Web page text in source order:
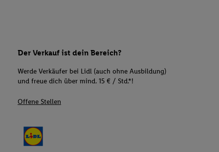
Der Verkauf ist dein Bereich?
Werde Verkäufer bei Lidl (auch ohne Ausbildung)
und freue dich über mind. 15 € / Std.*!
Offene Stellen